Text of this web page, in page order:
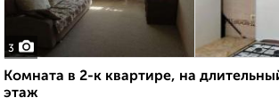
3
Комната в 2-к квартире, на
этаж